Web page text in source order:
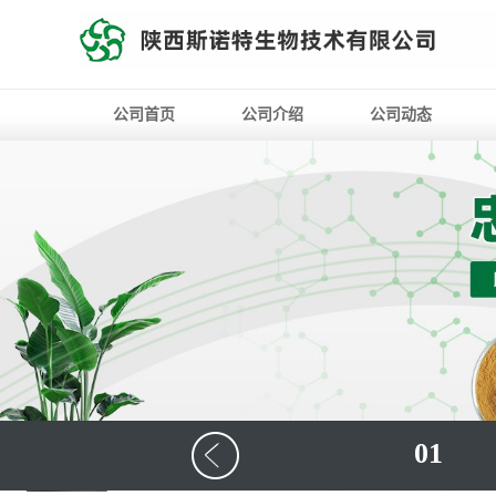
公司首页 公司介绍 公司动态
01